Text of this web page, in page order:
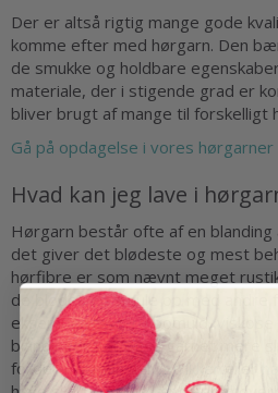
Der er altså rigtig mange gode
komme efter med hørgarn. Den
de smukke og holdbare
materiale, der i stigende grad er
bliver brugt af mange til forskelligt
Gå på opdagelse i vores hørgarner
Hvad kan jeg lave i
Hørgarn består ofte af en
det giver det blødeste og mest
hørfibre er som nævnt meget
de blødes en smule op med
eksempelvis være bomuld, viskose
blandinger gør også garnet mere
fordel, når man selvstrikker